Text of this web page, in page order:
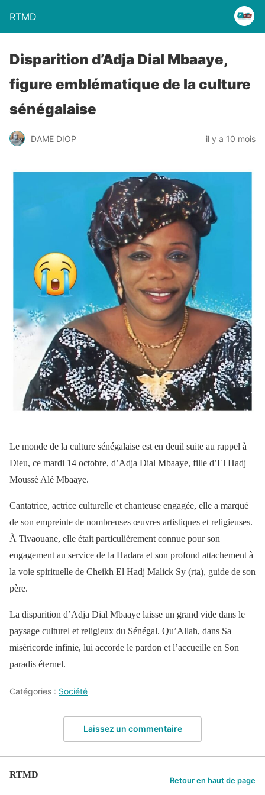
RTMD
Disparition d’Adja Dial Mbaaye,
figure emblématique de la culture
sénégalaise
DAME DIOP il y a 10 mois
Le monde de la culture sénégalaise est en deuil suite au rappel à
Dieu, ce mardi 14 octobre, d’Adja Dial Mbaaye, fille d’El Hadj
Moussè Alé Mbaaye.
Cantatrice, actrice culturelle et chanteuse engagée, elle a marqué
de son empreinte de nombreuses œuvres artistiques et religieuses.
À Tivaouane, elle était particulièrement connue pour son
engagement au service de la Hadara et son profond attachement à
la voie spirituelle de Cheikh El Hadj Malick Sy (rta), guide de son
père.
La disparition d’Adja Dial Mbaaye laisse un grand vide dans le
paysage culturel et religieux du Sénégal. Qu’Allah, dans Sa
miséricorde infinie, lui accorde le pardon et l’accueille en Son
paradis éternel.
Catégories : Société
Laissez un commentaire
RTMD
Retour en haut de page